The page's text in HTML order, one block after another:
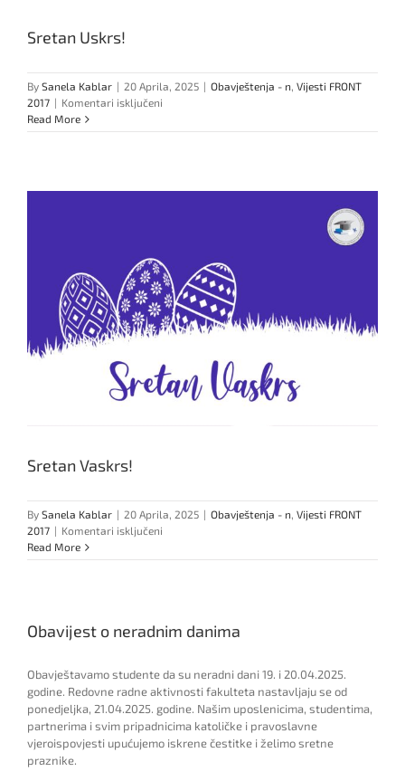
Sretan Uskrs!
By Sanela Kablar | 20 Aprila, 2025 | Obavještenja - n, Vijesti FRONT
2017 | Komentari isključeni
Uskrs!
Read More
Sretan Vaskrs!
By Sanela Kablar | 20 Aprila, 2025 | Obavještenja - n, Vijesti FRONT
2017 | Komentari isključeni
Vaskrs!
Read More
Obavijest o neradnim danima
Obavještavamo studente da su neradni dani 19. i 20.04.2025.
godine. Redovne radne aktivnosti fakulteta nastavljaju se od
ponedjeljka, 21.04.2025. godine. Našim uposlenicima, studentima,
partnerima i svim pripadnicima katoličke i pravoslavne
vjeroispovjesti upućujemo iskrene čestitke i želimo sretne
praznike.